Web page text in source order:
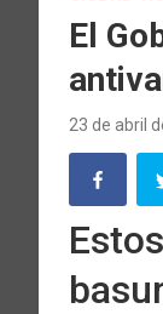
El
23 de abril